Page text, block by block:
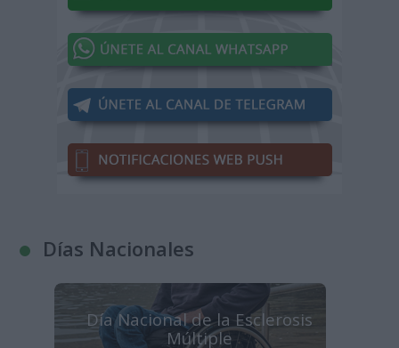
Días Nacionales
Día Nacional de la Esclerosis
Múltiple